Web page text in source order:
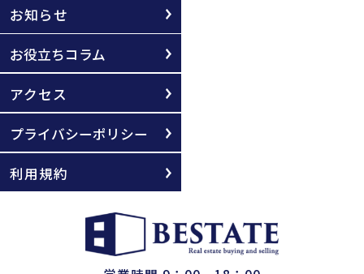
お知らせ
お役立ちコラム
アクセス
プライバシーポリシー
利用規約